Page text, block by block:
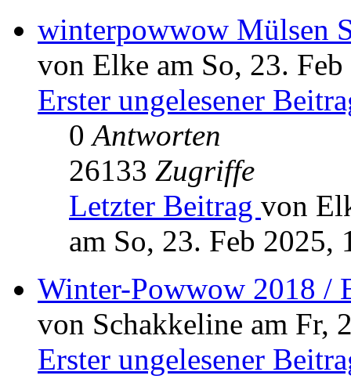
winterpowwow Mülsen
von Elke am So, 23.
Erster ungelesener
0Antworten
26133 Zugriffe
Letzter Beitrag von
am So, 23. Feb 2025,
Winter-Powwow 2018 /
von Schakkeline am Fr,
Erster ungelesener